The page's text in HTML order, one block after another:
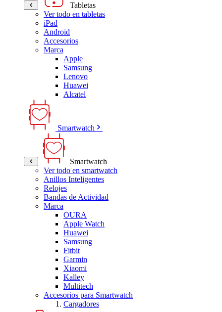
Tabletas
Ver todo en tabletas
iPad
Android
Accesorios
Marca
Apple
Samsung
Lenovo
Huawei
Alcatel
Smartwatch
Smartwatch
Ver todo en smartwatch
Anillos Inteligentes
Relojes
Bandas de Actividad
Marca
OURA
Apple Watch
Huawei
Samsung
Fitbit
Garmin
Xiaomi
Kalley
Multitech
Accesorios para Smartwatch
Cargadores